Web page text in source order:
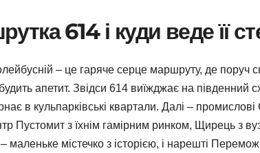
614 і куди веде її
– це гаряче серце маршруту, де поруч
будить апетит. Звідси 614 виїжджає на
в кульпарківські квартали. Далі –
Пустомит з їхнім гамірним ринком, Щирець з
містечко з історією, і нарешті